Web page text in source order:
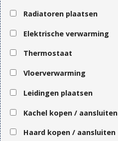
Radiatoren plaatsen
Elektrische verwarming
Thermostaat
Vloerverwarming
Leidingen plaatsen
Kachel kopen / aansluiten
Haard kopen / aansluiten